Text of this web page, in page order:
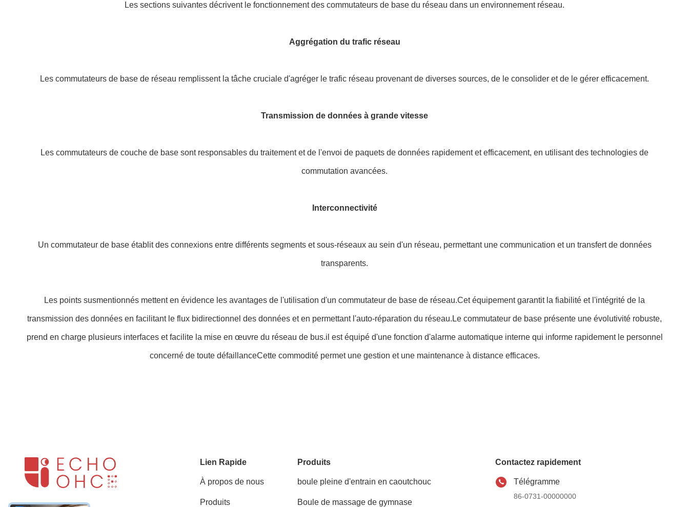
Les sections suivantes décrivent le fonctionnement des commutateurs de base du réseau dans un environnement réseau.
Aggrégation du trafic réseau
Les commutateurs de base de réseau remplissent la tâche cruciale d'agréger le trafic réseau provenant de diverses sources, de le consolider et de le gérer efficacement.
Transmission de données à grande vitesse
Les commutateurs de couche de base sont responsables du traitement et de l'envoi de paquets de données rapidement et efficacement, en utilisant des technologies de
commutation avancées.
Interconnectivité
Un commutateur de base établit des connexions entre différents segments et sous-réseaux au sein d'un réseau, permettant une communication et un transfert de données
transparents.
Les points susmentionnés mettent en évidence les avantages de l'utilisation d'un commutateur de base de réseau.Cet équipement garantit la fiabilité et l'intégrité de la
transmission des données en facilitant le flux bidirectionnel des données et en permettant l'auto-réparation du réseau.Le commutateur de base présente une évolutivité robuste,
prend en charge plusieurs interfaces et facilite la mise en œuvre du réseau de bus.il est équipé d'une fonction d'alarme automatique interne qui informe rapidement le personnel
concerné de toute défaillanceCette commodité permet une gestion et une maintenance à distance efficaces.
Lien Rapide
À propos de nous
Produits
Produits
boule pleine d'entrain en caoutchouc
Boule de massage de gymnase
Contactez rapidement
Télégramme
86-0731-00000000